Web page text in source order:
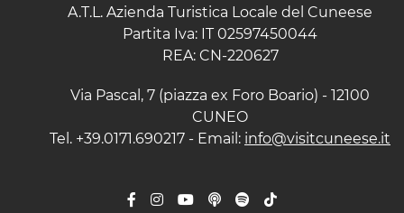
A.T.L. Azienda Turistica Locale del Cuneese
Partita Iva: IT 02597450044
REA: CN-220627
Via Pascal, 7 (piazza ex Foro Boario) - 12100
CUNEO
Tel. +39.0171.690217 - Email: info@visitcuneese.it